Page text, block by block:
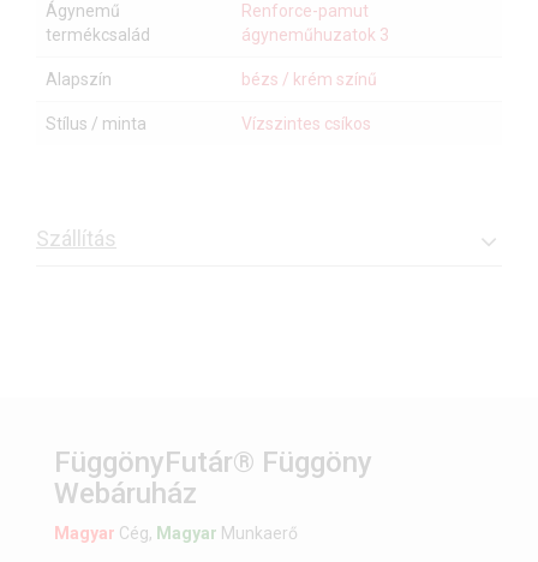
Ágynemű
termékcsalád
Renforce-pamut
ágyneműhuzatok 3
Alapszín bézs / krém színű
Stílus / minta Vízszintes csíkos
Szállítás
FüggönyFutár® Függöny
Webáruház
Magyar Cég, Magyar Munkaerő